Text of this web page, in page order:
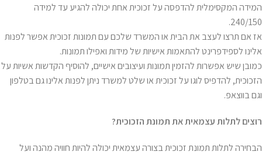
המידה המקסימלית להדפסה על זכוכית אחת יכולה להגיע עד למידה
240/150.
אז אם תרצו לעצב את הבית או המשרד שלכם עם תמונות זכוכית אפשר לפנות
אלינו לספידפרינט להתאמות אישיות של מידות ואפילו תמונות.
כמובן שיש אפשרות להזמין תמונות ועיצובים אישיים, להוסיף הקדשות אשיות על
הזכוכית, להדפיס לוגו על זכוכית או שלט למשרד ניתן לפנות אלינו גם בטלפון
וגם בווצאפ.
רוצים לתלות עצמאית את תמונת הזכוכית?
הבחירה לתלות תמונת זכוכית בצורה עצמאית יכולה להיות חוויה מהנה ועל